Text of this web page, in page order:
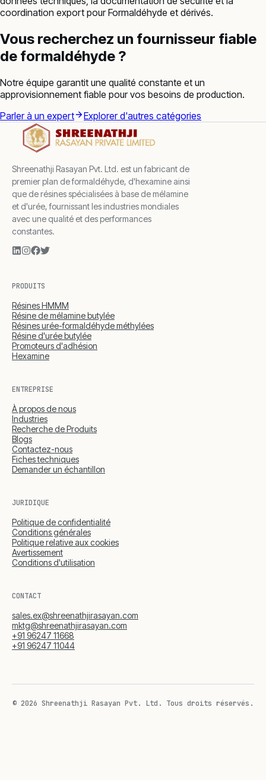
coordination export pour Formaldéhyde et dérivés.
Vous recherchez un fournisseur fiable
de formaldéhyde ?
Notre équipe garantit une qualité constante et un
approvisionnement fiable pour vos besoins de production.
Parler à un expert
Explorer d'autres catégories
Shreenathji Rasayan Pvt. Ltd. est un fabricant de
premier plan de formaldéhyde, d'hexamine ainsi
que de résines spécialisées à base de mélamine
et d'urée, fournissant les industries mondiales
avec une qualité et des performances
constantes.
PRODUITS
Résines HMMM
Résine de mélamine butylée
Résines urée-formaldéhyde méthylées
Résine d'urée butylée
Promoteurs d'adhésion
Hexamine
ENTREPRISE
À propos de nous
Industries
Recherche de Produits
Blogs
Contactez-nous
Fiches techniques
Demander un échantillon
JURIDIQUE
Politique de confidentialité
Conditions générales
Politique relative aux cookies
Avertissement
Conditions d'utilisation
CONTACT
sales.ex@shreenathjirasayan.com
mktg@shreenathjirasayan.com
+91 96247 11668
+91 96247 11044
© 2026 Shreenathji Rasayan Pvt. Ltd. Tous droits réservés.